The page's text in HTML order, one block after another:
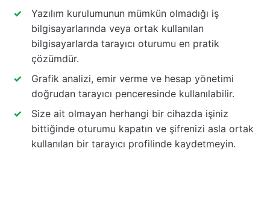
Yazılım kurulumunun mümkün olmadığı iş
bilgisayarlarında veya ortak kullanılan
bilgisayarlarda tarayıcı oturumu en pratik
çözümdür.
Grafik analizi, emir verme ve hesap yönetimi
doğrudan tarayıcı penceresinde kullanılabilir.
Size ait olmayan herhangi bir cihazda işiniz
bittiğinde oturumu kapatın ve şifrenizi asla ortak
kullanılan bir tarayıcı profilinde kaydetmeyin.